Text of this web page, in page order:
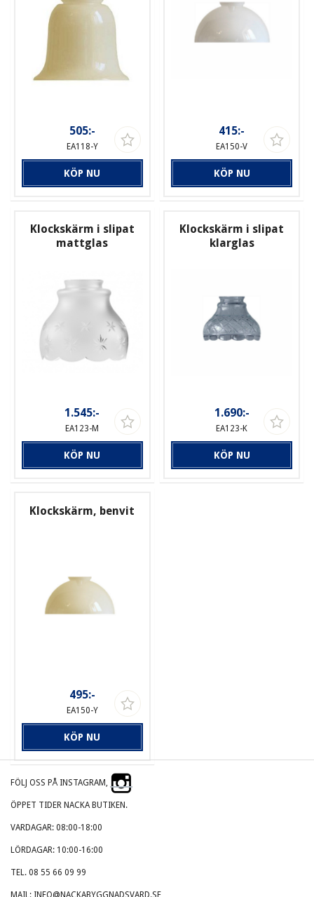
505:-
EA118-Y
KÖP NU
415:-
EA150-V
KÖP NU
Klockskärm i slipat
mattglas
1.545:-
EA123-M
KÖP NU
Klockskärm i slipat
klarglas
1.690:-
EA123-K
KÖP NU
Klockskärm, benvit
495:-
EA150-Y
KÖP NU
FÖLJ OSS PÅ INSTAGRAM,
ÖPPET TIDER NACKA BUTIKEN.
VARDAGAR: 08:00-18:00
LÖRDAGAR: 10:00-16:00
TEL. 08 55 66 09 99